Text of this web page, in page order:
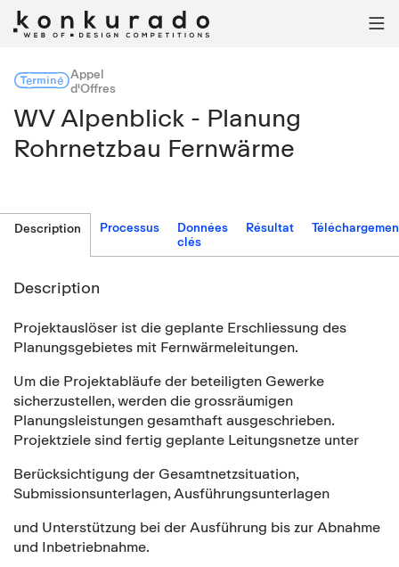

TerminéAppel
d'Offres
WV Alpenblick - Planung
Rohrnetzbau Fernwärme
Description Processus
Données
clés
Résultat
Description
Projektauslöser ist die geplante Erschliessung des
Planungsgebietes mit Fernwärmeleitungen.
Um die Projektabläufe der beteiligten Gewerke
sicherzustellen, werden die grossräumigen
Planungsleistungen gesamthaft ausgeschrieben.
Projektziele sind fertig geplante Leitungsnetze unter
Berücksichtigung der Gesamtnetzsituation,
Submissionsunterlagen, Ausführungsunterlagen
und Unterstützung bei der Ausführung bis zur Abnahme
und Inbetriebnahme.